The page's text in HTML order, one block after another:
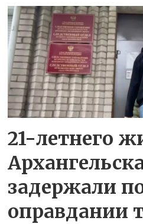
21-летнего
задержали
оправдании